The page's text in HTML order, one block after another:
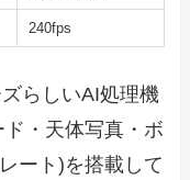
240fps
らしいAI処理機
・天体写真・ボ
ート)を搭載して